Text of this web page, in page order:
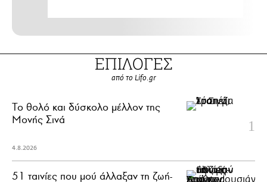
ΕΠΙΛΟΓΕΣ
από το Lifo.gr
Το θολό και δύσκολο μέλλον της
Μονής Σινά
4.8.2026
51 ταινίες που μού άλλαξαν τη ζωή-